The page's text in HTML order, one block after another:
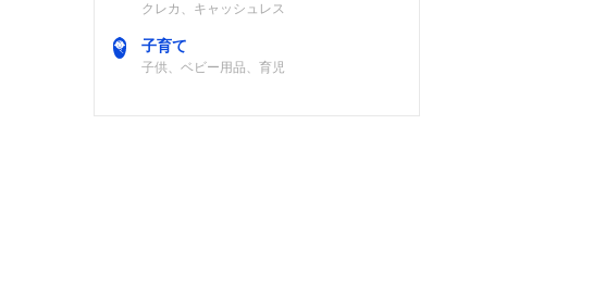
クレカ、キャッシュレス
子育て
子供、ベビー用品、育児